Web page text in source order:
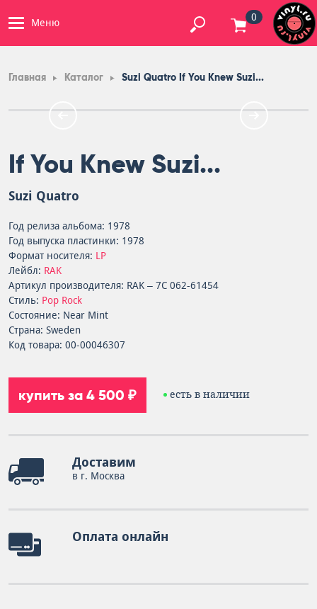
Меню 0
Главная Каталог Suzi Quatro If You Knew Suzi...
If You Knew Suzi...
Suzi Quatro
Год релиза альбома: 1978
Год выпуска пластинки: 1978
Формат носителя: LP
Лейбл: RAK
Артикул производителя: RAK – 7C 062-61454
Стиль: Pop Rock
Состояние: Near Mint
Страна: Sweden
Код товара: 00-00046307
купить за 4 500 ₽ есть в наличии
Доставим
в г. Москва
Оплата онлайн